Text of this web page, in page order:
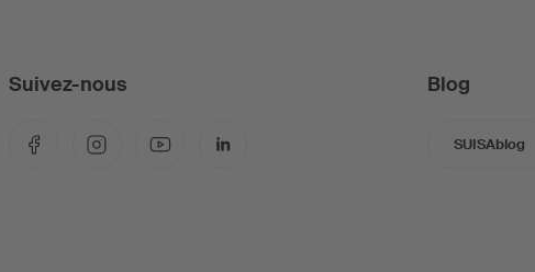
Suivez-nous Blog
SUISAblog